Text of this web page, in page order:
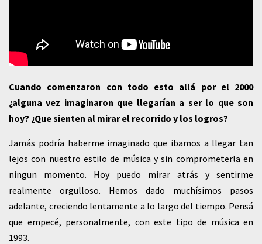
Cuando comenzaron con todo esto allá por el 2000
¿alguna vez imaginaron que llegarían a ser lo que son
hoy? ¿Que sienten al mirar el recorrido y los logros?
Jamás podría haberme imaginado que ibamos a llegar tan
lejos con nuestro estilo de música y sin comprometerla en
ningun momento. Hoy puedo mirar atrás y sentirme
realmente orgulloso. Hemos dado muchísimos pasos
adelante, creciendo lentamente a lo largo del tiempo. Pensá
que empecé, personalmente, con este tipo de música en
1993.